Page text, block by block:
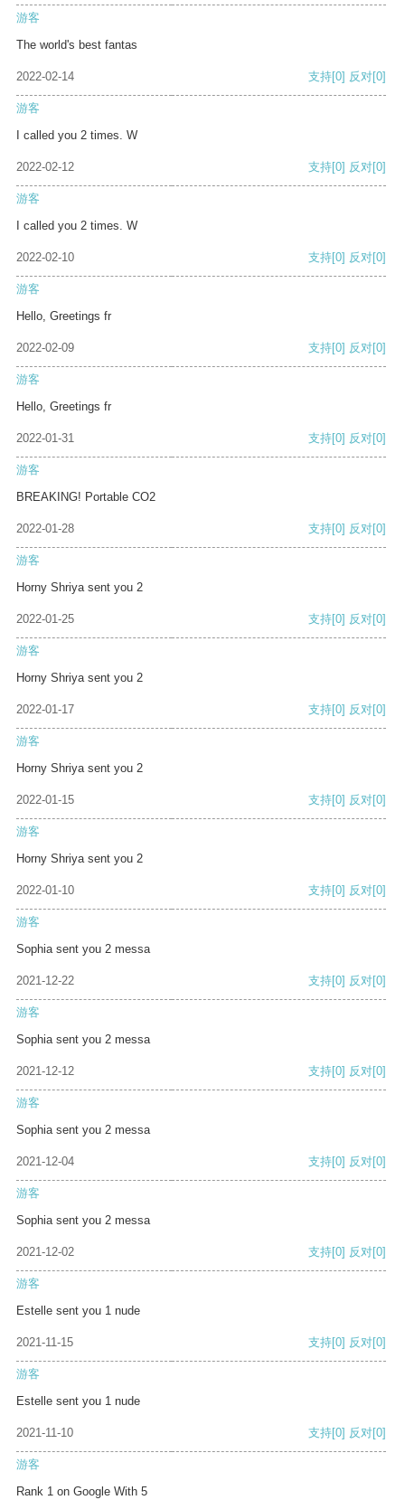
游客
The world's best fantas
2022-02-14 支持[0] 反对[0]
游客
I called you 2 times. W
2022-02-12 支持[0] 反对[0]
游客
I called you 2 times. W
2022-02-10 支持[0] 反对[0]
游客
Hello, Greetings fr
2022-02-09 支持[0] 反对[0]
游客
Hello, Greetings fr
2022-01-31 支持[0] 反对[0]
游客
BREAKING! Portable CO2
2022-01-28 支持[0] 反对[0]
游客
Horny Shriya sent you 2
2022-01-25 支持[0] 反对[0]
游客
Horny Shriya sent you 2
2022-01-17 支持[0] 反对[0]
游客
Horny Shriya sent you 2
2022-01-15 支持[0] 反对[0]
游客
Horny Shriya sent you 2
2022-01-10 支持[0] 反对[0]
游客
Sophia sent you 2 messa
2021-12-22 支持[0] 反对[0]
游客
Sophia sent you 2 messa
2021-12-12 支持[0] 反对[0]
游客
Sophia sent you 2 messa
2021-12-04 支持[0] 反对[0]
游客
Sophia sent you 2 messa
2021-12-02 支持[0] 反对[0]
游客
Estelle sent you 1 nude
2021-11-15 支持[0] 反对[0]
游客
Estelle sent you 1 nude
2021-11-10 支持[0] 反对[0]
游客
Rank 1 on Google With 5